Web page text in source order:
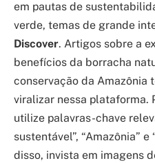
em pautas de
verde, temas de grande
Discover. Artigos sobre a
benefícios da borracha
conservação da Amazônia
viralizar nessa plataforma.
utilize palavras-chave
sustentável”, “Amazônia” e
disso, invista em imagens